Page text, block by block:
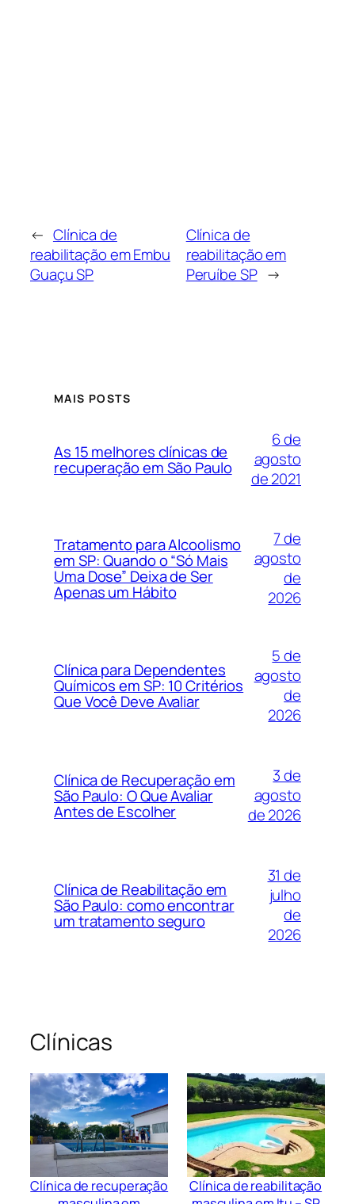
← Clínica de
reabilitação em Embu
Guaçu SP
Clínica de
reabilitação em
Peruíbe SP →
MAIS POSTS
As 15 melhores clínicas de
recuperação em São Paulo
6 de
agosto
de 2021
Tratamento para Alcoolismo
em SP: Quando o “Só Mais
Uma Dose” Deixa de Ser
Apenas um Hábito
7 de
agosto
de
2026
Clínica para Dependentes
Químicos em SP: 10 Critérios
Que Você Deve Avaliar
5 de
agosto
de
2026
Clínica de Recuperação em
São Paulo: O Que Avaliar
Antes de Escolher
3 de
agosto
de 2026
Clínica de Reabilitação em
São Paulo: como encontrar
um tratamento seguro
31 de
julho
de
2026
Clínicas
Clínica de recuperação
Clínica de reabilitação